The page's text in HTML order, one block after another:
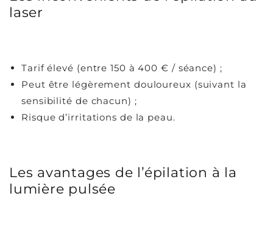
laser
Tarif élevé (entre 150 à 400 € / séance) ;
Peut être légèrement douloureux (suivant la
sensibilité de chacun) ;
Risque d’irritations de la peau.
Les avantages de l’épilation à la
lumière pulsée